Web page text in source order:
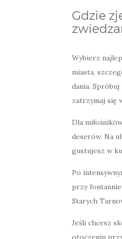
Gdzie
Wybierz
miasta,
dania. Spróbuj
zatrzymaj się
Dla
deserów. Na
gustujesz w
Po
przy
Starych
Jeśli chcesz
otoczeniu